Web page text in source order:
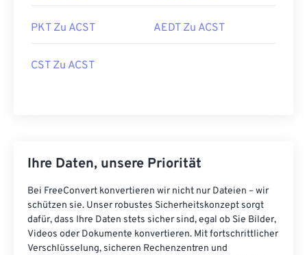
PKT Zu ACST AEDT Zu ACST
CST Zu ACST
Ihre Daten, unsere Priorität
Bei FreeConvert konvertieren wir nicht nur Dateien – wir
schützen sie. Unser robustes Sicherheitskonzept sorgt
dafür, dass Ihre Daten stets sicher sind, egal ob Sie Bilder,
Videos oder Dokumente konvertieren. Mit fortschrittlicher
Verschlüsselung, sicheren Rechenzentren und